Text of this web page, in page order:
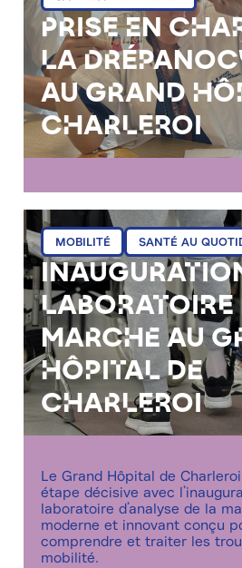
Prise en
la
au Grand
Charleroi
MOBILITÉ SANTÉ AU
mer 01/04/2026 - 16:19
laboratoire
marche au
Hôpital de
Charleroi
Le Grand Hôpital de
étape décisive avec
laboratoire d’analyse de la
moderne et innovant conçu
comprendre et traiter les
mobilité.